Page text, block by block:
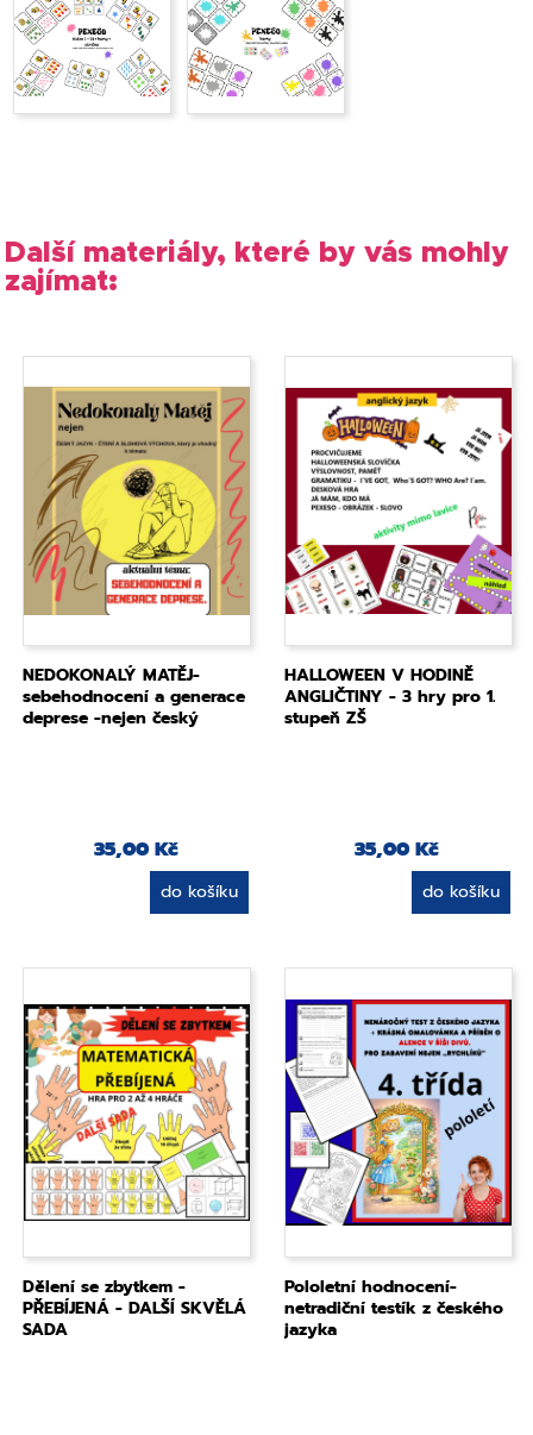
Další materiály, které by vás mohly
zajímat:
NEDOKONALÝ MATĚJ-
sebehodnocení a generace
deprese -nejen český
35,00 Kč
do košíku
HALLOWEEN V HODINĚ
ANGLIČTINY - 3 hry pro 1.
stupeň ZŠ
35,00 Kč
do košíku
Dělení se zbytkem -
PŘEBÍJENÁ - DALŠÍ SKVĚLÁ
SADA
Pololetní hodnocení-
netradiční testík z českého
jazyka